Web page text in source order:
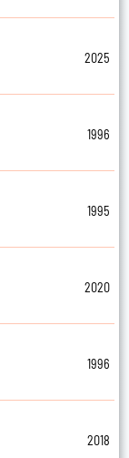
2025
1996
1995
2020
1996
2018